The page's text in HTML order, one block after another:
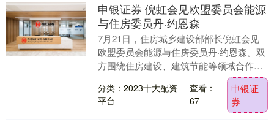
申银证券 倪虹会见欧盟委员会能源
与住房委员丹·约恩森
7月21日，住房城乡建设部部长倪虹会见
欧盟委员会能源与住房委员丹·约恩森。双
方围绕住房建设、建筑节能等领域合作展
分类：2023十大配资
平台
查看：
67
申银证
券